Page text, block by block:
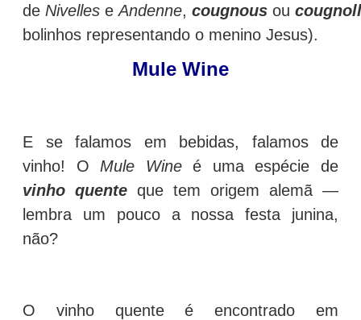
de Nivelles eAndenne, cougnous ou
bolinhos representando o menino Jesus).
Mule Wine
E se falamos em bebidas, falamos de
vinho! O Mule Wineé uma espécie de
vinho quente que tem origem alemã —
lembra um pouco a nossa festa junina,
não?
O vinho quente é encontrado em